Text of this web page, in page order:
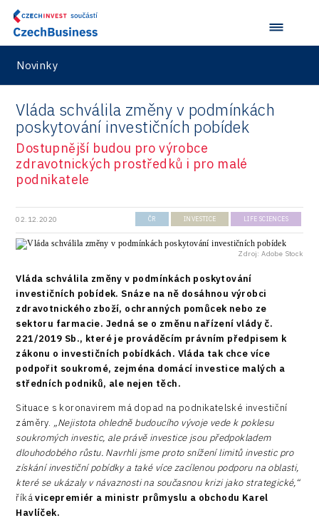
Connectivity
Consulting
Data services
Infrastructure
Logic/MaaS
R&D
Security
Vehicles
Zaměstnanost
Novinky
Vláda schválila změny v podmínkách
poskytování investičních pobídek
Dostupnější budou pro výrobce
zdravotnických prostředků i pro malé
podnikatele
02.12.2020 ČR INVESTICE LIFE SCIENCES
Zdroj: Adobe Stock
Vláda schválila změny v podmínkách poskytování
investičních pobídek. Snáze na ně dosáhnou výrobci
zdravotnického zboží, ochranných pomůcek nebo ze
sektoru farmacie. Jedná se o změnu nařízení vlády č.
221/2019 Sb., které je prováděcím právním předpisem k
zákonu o investičních pobídkách. Vláda tak chce více
podpořit soukromé, zejména domácí investice malých a
středních podniků, ale nejen těch.
Situace s koronavirem má dopad na podnikatelské investiční
záměry. „Nejistota ohledně budoucího vývoje vede k poklesu
soukromých investic, ale právě investice jsou předpokladem
dlouhodobého růstu. Navrhli jsme proto snížení limitů investic pro
získání investiční pobídky a také více zacílenou podporu na oblasti,
které se ukázaly v návaznosti na současnou krizi jako strategické,“
říkávicepremiér a ministr průmyslu a obchodu Karel
Havlíček.